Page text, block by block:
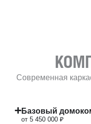
Современная
Базовый
от 5 450 000 ₽